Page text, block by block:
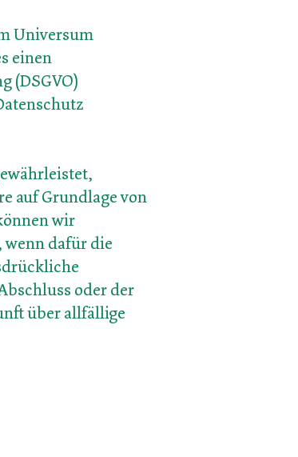
Universum
einen
(DSGVO)
auf Grundlage von
wir
wenn dafür die
oder der
über allfällige